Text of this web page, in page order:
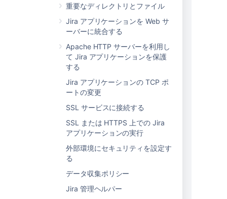
重要なディレクトリとファイル
Jira アプリケーションを Web サ
ーバーに統合する
Apache HTTP サーバーを利用し
て Jira アプリケーションを保護
する
Jira アプリケーションの TCP ポ
ートの変更
SSL サービスに接続する
SSL または HTTPS 上での Jira
アプリケーションの実行
外部環境にセキュリティを設定す
る
データ収集ポリシー
Jira 管理ヘルパー
project_type varchar(1000),
issue_type varchar(1000),
summary varchar(1000),
description varchar(2000),
environment varchar(2000),
creator_id varchar(50),
creator_name varchar(1000),
reporter_id varchar(50),
assignee_id varchar(50),
assignee_name varchar(1000),
status varchar(1000),
status_category varchar(1000),
priority_sequence varchar(1000),
priority_name varchar(1000),
resolution varchar(1000),
watcher_count varchar(50),